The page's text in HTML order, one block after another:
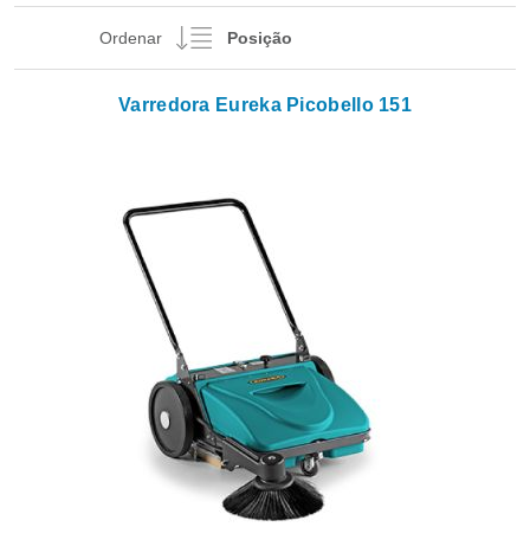
Ordenar
Varredora Eureka Picobello 151